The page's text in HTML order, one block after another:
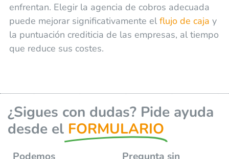
enfrentan. Elegir la agencia de cobros adecuada
puede mejorar significativamente el flujo de caja y
la puntuación crediticia de las empresas, al tiempo
que reduce sus costes.
¿Sigues con dudas? Pide ayuda
desde el FORMULARIO